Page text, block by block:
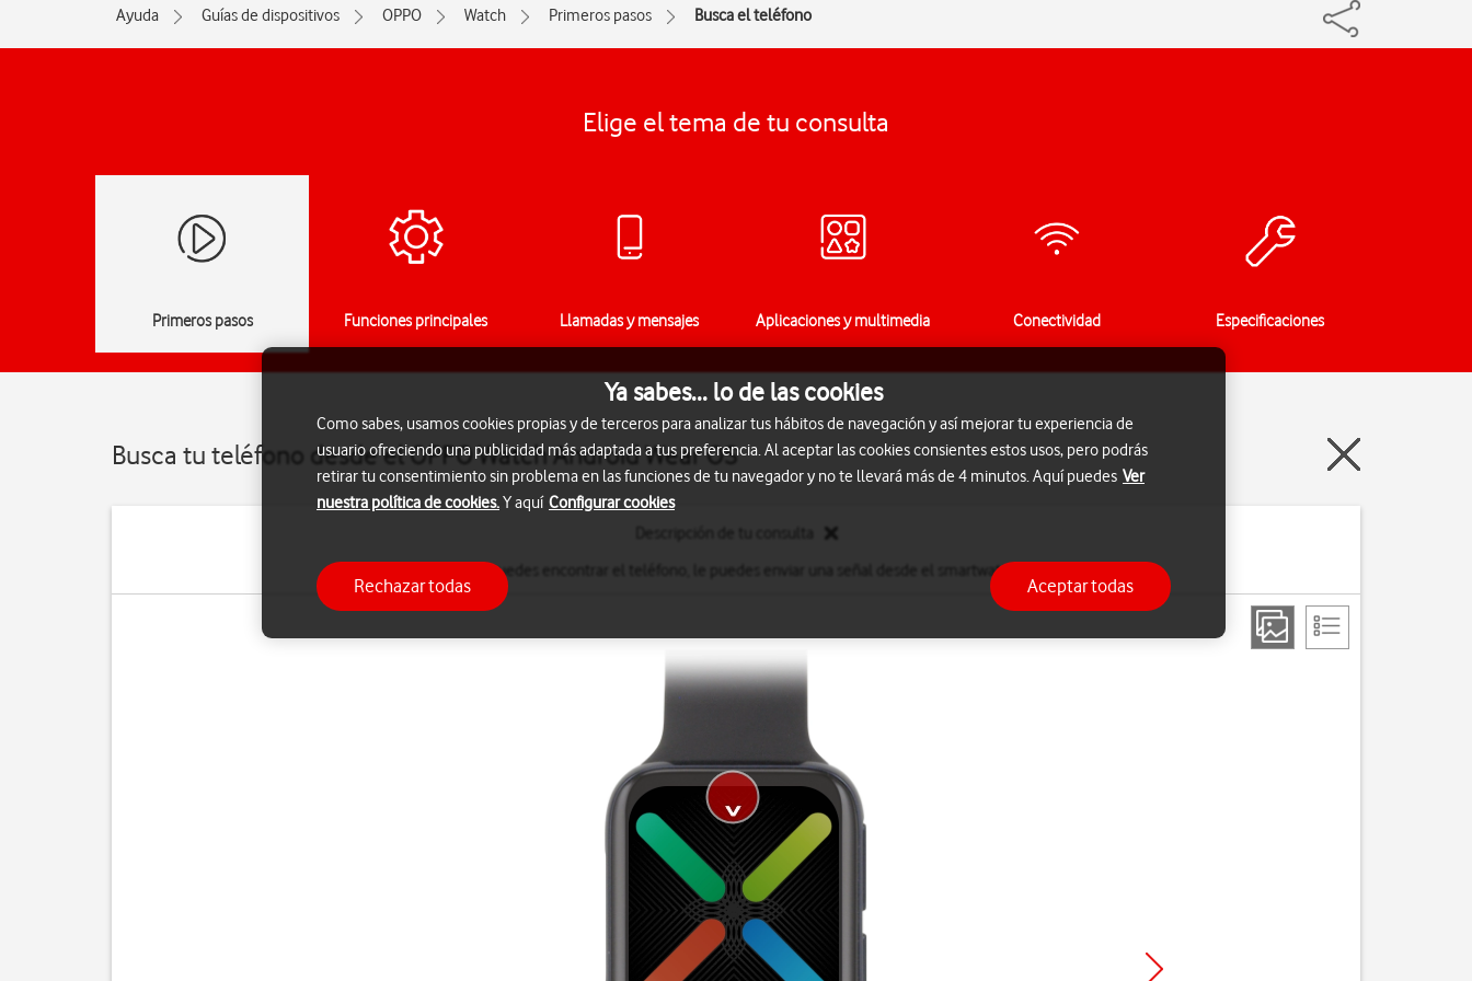
Ayuda Guías de dispositivos OPPO Watch Primeros pasos Busca el teléfono
Elige el tema de tu consulta
Primeros pasos Funciones principales Llamadas y mensajes Aplicaciones y multimedia Conectividad Especificaciones
Busca tu teléfono desde el OPPO Watch Android Wear OS
Si no puedes encontrar el teléfono, le puedes enviar una señal desde el smartwatch.
Ya sabes... lo de las cookies
Como sabes, usamos cookies propias y de terceros para analizar tus hábitos de navegación y así mejorar tu experiencia de
usuario ofreciendo una publicidad más adaptada a tus preferencia. Al aceptar las cookies consientes estos usos, pero podrás
retirar tu consentimiento sin problema en las funciones de tu navegador y no te llevará más de 4 minutos. Aquí puedes Ver
nuestra política de cookies.Y aquí Configurar cookies
Rechazar todas Aceptar todas